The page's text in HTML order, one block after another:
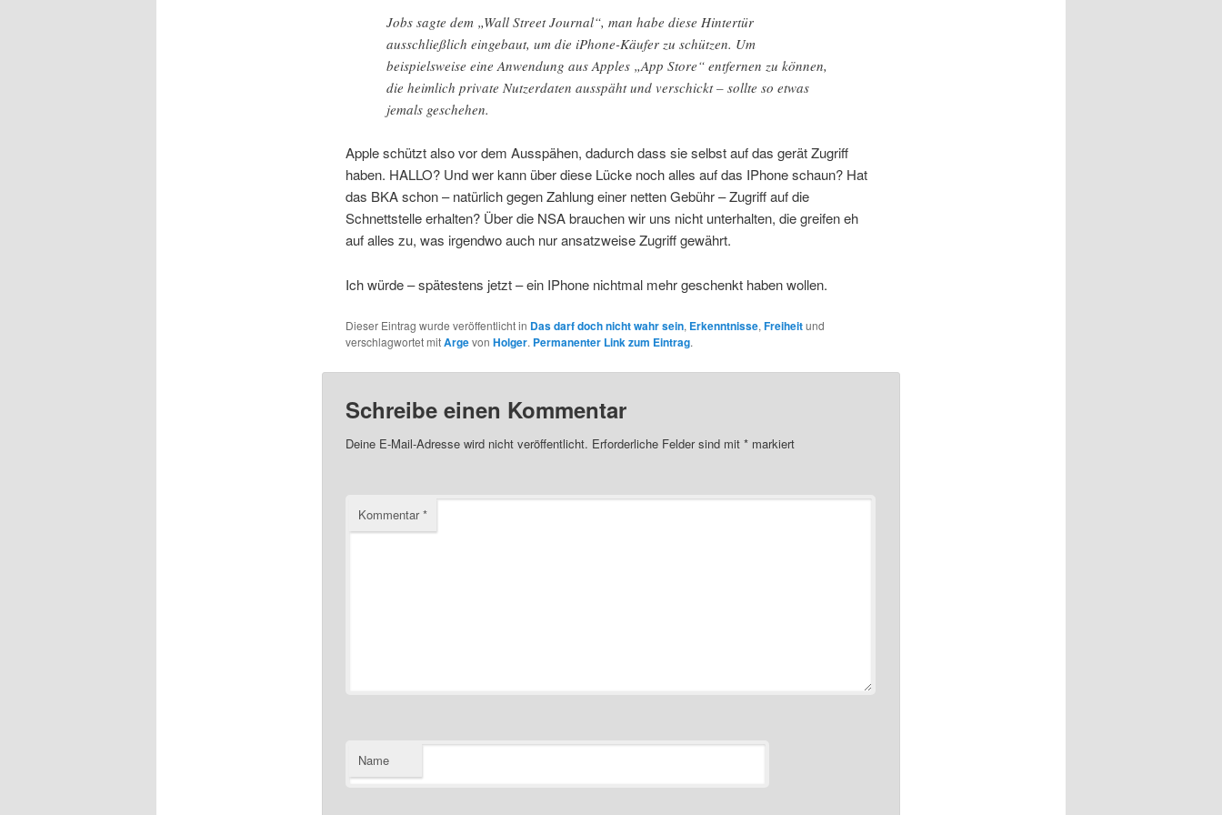
Jobs sagte dem „Wall Street Journal“, man habe diese Hintertür
ausschließlich eingebaut, um die iPhone-Käufer zu schützen. Um
beispielsweise eine Anwendung aus Apples „App Store“ entfernen zu können,
die heimlich private Nutzerdaten ausspäht und verschickt – sollte so etwas
jemals geschehen.
Apple schützt also vor dem Ausspähen, dadurch dass sie selbst auf das gerät Zugriff
haben. HALLO? Und wer kann über diese Lücke noch alles auf das IPhone schaun? Hat
das BKA schon – natürlich gegen Zahlung einer netten Gebühr – Zugriff auf die
Schnettstelle erhalten? Über die NSA brauchen wir uns nicht unterhalten, die greifen eh
auf alles zu, was irgendwo auch nur ansatzweise Zugriff gewährt.
Ich würde – spätestens jetzt – ein IPhone nichtmal mehr geschenkt haben wollen.
Dieser Eintrag wurde veröffentlicht in Das darf doch nicht wahr sein, Erkenntnisse, Freiheitund
verschlagwortet mitArgevon Holger. Permanenter Link zum Eintrag.
Schreibe einen Kommentar
Deine E-Mail-Adresse wird nicht veröffentlicht. Erforderliche Felder sind mit *markiert
Kommentar*
Name